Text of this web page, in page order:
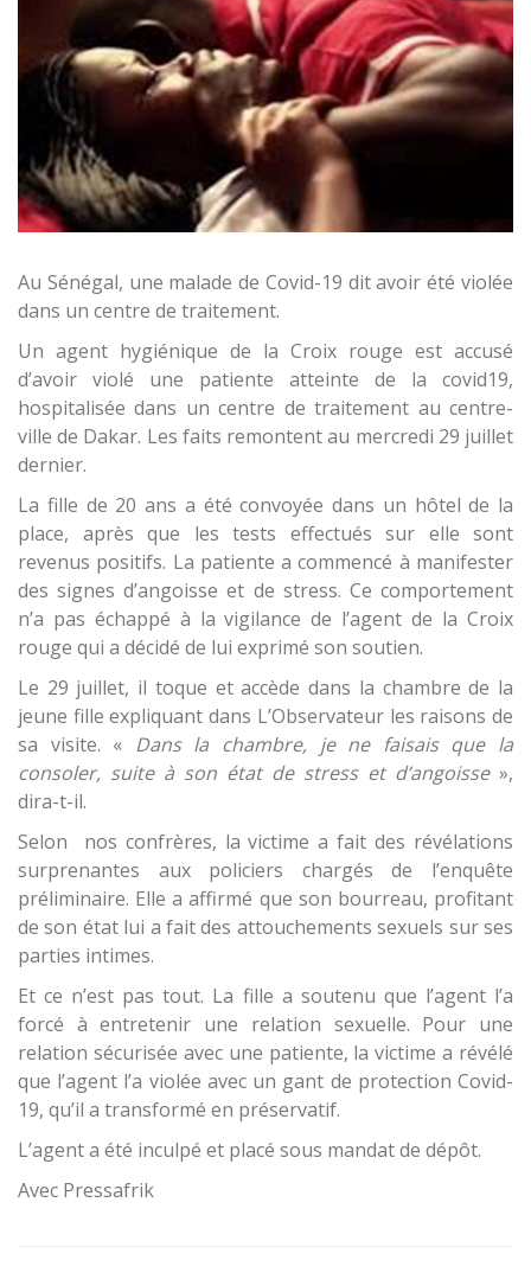
Au Sénégal, une malade de Covid-19 dit avoir été violée
dans un centre de traitement.
Un agent hygiénique de la Croix rouge est accusé
d’avoir violé une patiente atteinte de la covid19,
hospitalisée dans un centre de traitement au centre-
ville de Dakar. Les faits remontent au mercredi 29 juillet
dernier.
La fille de 20 ans a été convoyée dans un hôtel de la
place, après que les tests effectués sur elle sont
revenus positifs. La patiente a commencé à manifester
des signes d’angoisse et de stress. Ce comportement
n’a pas échappé à la vigilance de l’agent de la Croix
rouge qui a décidé de lui exprimé son soutien.
Le 29 juillet, il toque et accède dans la chambre de la
jeune fille expliquant dans L’Observateur les raisons de
sa visite. « Dans la chambre, je ne faisais que la
consoler, suite à son état de stress et d’angoisse »,
dira-t-il.
Selon nos confrères, la victime a fait des révélations
surprenantes aux policiers chargés de l’enquête
préliminaire. Elle a affirmé que son bourreau, profitant
de son état lui a fait des attouchements sexuels sur ses
parties intimes.
Et ce n’est pas tout. La fille a soutenu que l’agent l’a
forcé à entretenir une relation sexuelle. Pour une
relation sécurisée avec une patiente, la victime a révélé
que l’agent l’a violée avec un gant de protection Covid-
19, qu’il a transformé en préservatif.
L’agent a été inculpé et placé sous mandat de dépôt.
Avec Pressafrik